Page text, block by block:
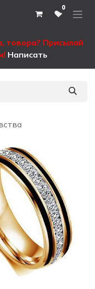
0
товора? Присылай
Написать